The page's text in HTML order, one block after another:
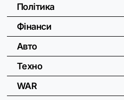
Політика
Фінанси
Авто
Техно
WAR